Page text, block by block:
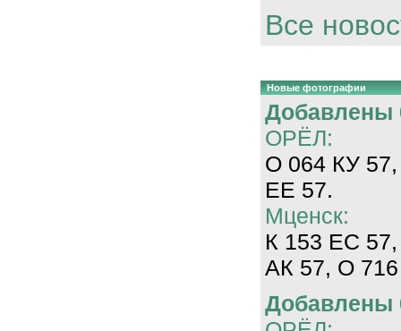
Все
Новые фотографии
Добавлены
ОРЁЛ:
О 064 КУ
ЕЕ 57.
Мценск:
К 153 ЕС
АК 57, О
Добавлены